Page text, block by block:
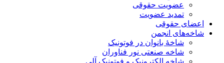
عضویت حقوقی
تمدید عضویت
اعضای حقوقی
شاخه‌های انجمن
شاخۀ بانوان در فوتونیک
شاخه صنعتی نور فناوران
شاخه‌ الکترونیک و فوتونیک آلی